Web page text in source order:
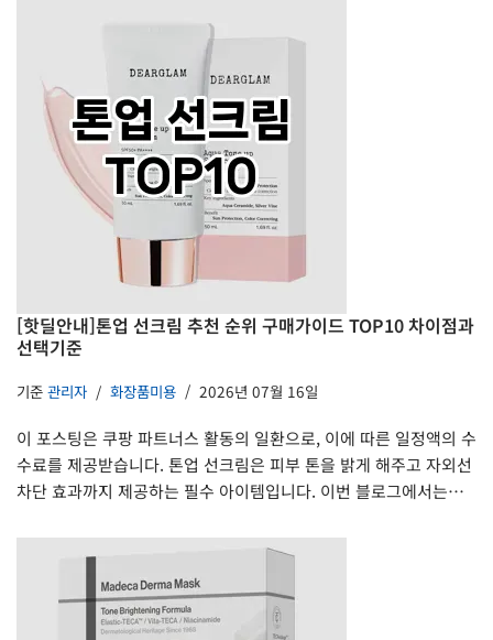
[핫딜안내]톤업 선크림 추천 순위 구매가이드 TOP10 차이점과
선택기준
기준 관리자 화장품미용 2026년 07월 16일
이 포스팅은 쿠팡 파트너스 활동의 일환으로, 이에 따른 일정액의 수
수료를 제공받습니다. 톤업 선크림은 피부 톤을 밝게 해주고 자외선
차단 효과까지 제공하는 필수 아이템입니다. 이번 블로그에서는…